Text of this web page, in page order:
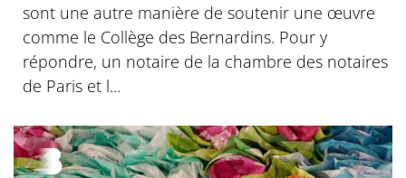
sont une autre manière de soutenir une œuvre
comme le Collège des Bernardins. Pour y
répondre, un notaire de la chambre des notaires
de Paris et l...